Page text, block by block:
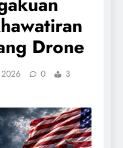
Drone
2026 0
3